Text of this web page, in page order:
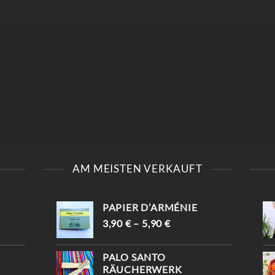
070 WIEN ] UND E
-10% WARTEN AUF D
ICH (MIT „INSTAGRAM“) 

#VINTAGESHOPVIENNA #
VINTAGEWIEN #
VINTAGESTOREVIENNA #
INTISHOPVIENNA #
ETHNOSTYLE
TRAUMFÄNGER ✨ SAG,
UND BEKOMMST -10%😍
📍KAISERSTRASSE 8, 1070 W
IEN #TRAUMFÄNGER #
VINTAGEVIENNA #
AM MEISTEN VERKAUFT
PAPIER D’ARMÉNIE
3,90 €– 5,90€
PALO SANTO
RÄUCHERWERK